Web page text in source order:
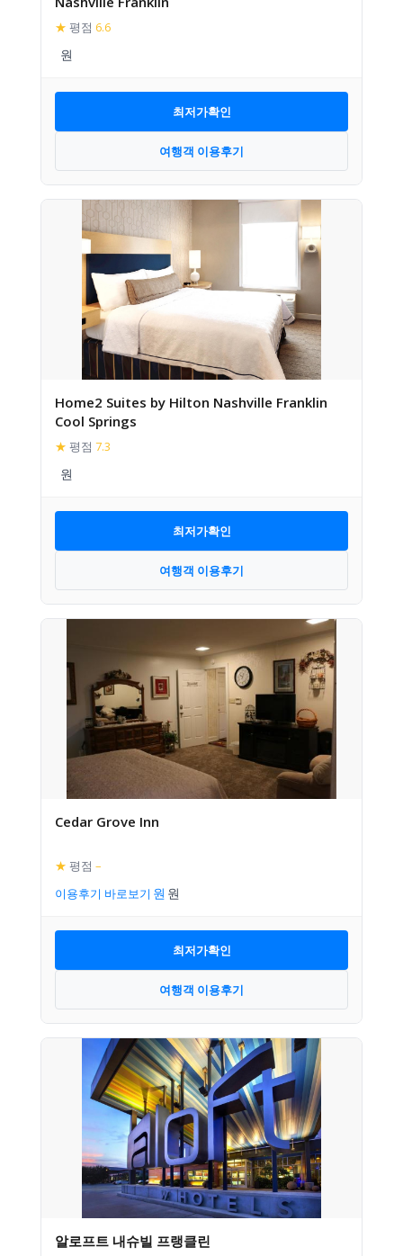
★ 평점 6.6
최저가확인
여행객 이용후기
Home2 Suites by Hilton Nashville Franklin
Cool Springs
★ 평점 7.3
최저가확인
여행객 이용후기
Cedar Grove Inn
★ 평점 –
이용후기 바로보기
최저가확인
여행객 이용후기
알로프트 내슈빌 프랭클린